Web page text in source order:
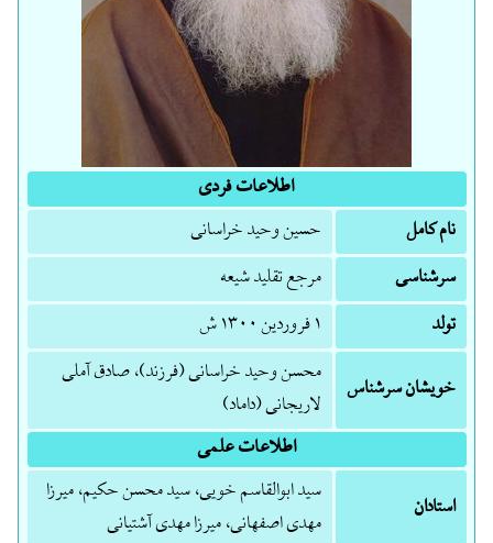
اطلاعات فردی
نام کامل
حسین وحید خراسانی
سرشناسی
مرجع تقلید شیعه
تولد
۱ فروردین ۱۳۰۰ ش
خویشان سرشناس
محسن وحید خراسانی (فرزند)، صادق آملی
لاریجانی (داماد)
اطلاعات علمی
استادان
سید ابوالقاسم خویی، سید محسن حکیم، میرزا
مهدی اصفهانی، میرزا مهدی آشتیانی